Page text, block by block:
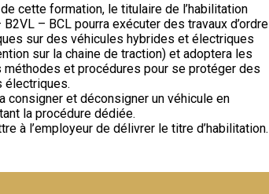
cette formation, le titulaire de l’habilitation
B2VL – BCL pourra exécuter des travaux d’ordre
sur des véhicules hybrides et électriques
sur la chaine de traction) et adoptera les
méthodes et procédures pour se protéger des
électriques.
consigner et déconsigner un véhicule en
la procédure dédiée.
à l’employeur de délivrer le titre d’habilitation.